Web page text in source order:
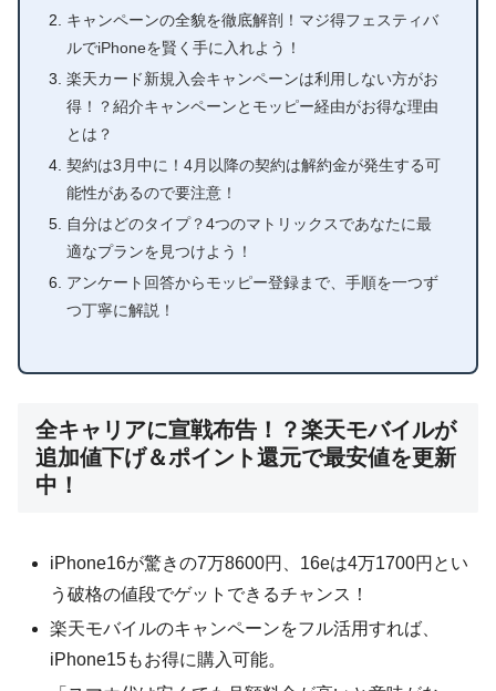
キャンペーンの全貌を徹底解剖！マジ得フェスティバ
ルでiPhoneを賢く手に入れよう！
楽天カード新規入会キャンペーンは利用しない方がお
得！？紹介キャンペーンとモッピー経由がお得な理由
とは？
契約は3月中に！4月以降の契約は解約金が発生する可
能性があるので要注意！
自分はどのタイプ？4つのマトリックスであなたに最
適なプランを見つけよう！
アンケート回答からモッピー登録まで、手順を一つず
つ丁寧に解説！
全キャリアに宣戦布告！？楽天モバイルが
追加値下げ＆ポイント還元で最安値を更新
中！
iPhone16が驚きの7万8600円、16eは4万1700円とい
う破格の値段でゲットできるチャンス！
楽天モバイルのキャンペーンをフル活用すれば、
iPhone15もお得に購入可能。